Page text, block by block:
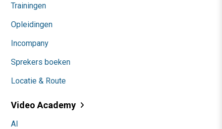
Trainingen
Opleidingen
Incompany
Sprekers boeken
Locatie & Route
Video Academy
AI